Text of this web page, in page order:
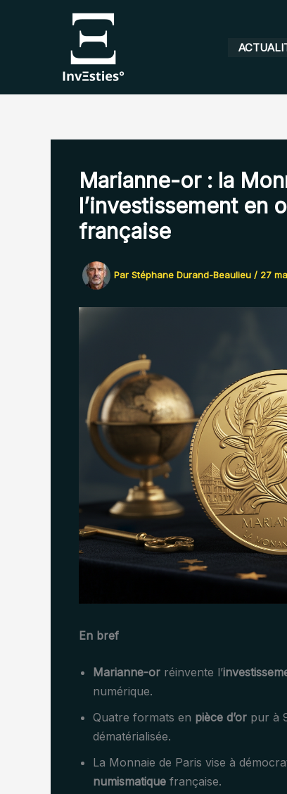
Marianne-or : la
l’investissement en
française
Par Stéphane Durand-Beaulieu / 27
En bref
Marianne-or réinvente l’
numérique.
Quatre formats en pièce d’or pur à
dématérialisée.
La Monnaie de Paris vise à
numismatique française.